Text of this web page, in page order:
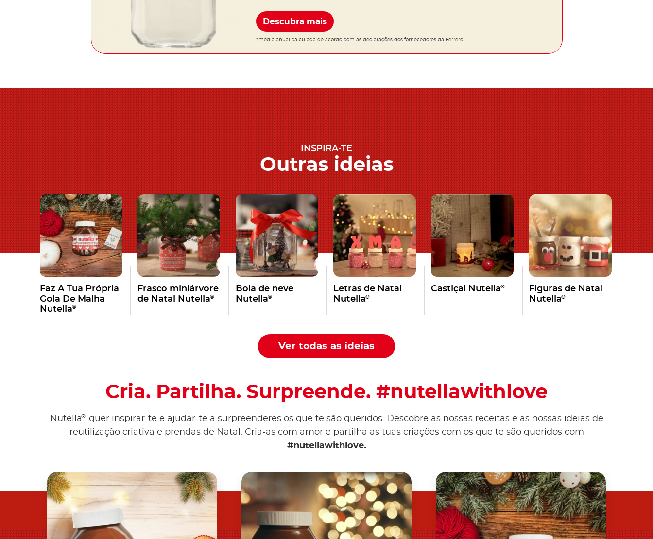
Descubra mais
*média anual calculada de acordo com as declarações dos fornecedores da Ferrero.
INSPIRA-TE
Outras ideias
Faz A Tua Própria
Gola De Malha
Nutella®
Frasco miniárvore
de Natal Nutella®
Bola de neve
Nutella®
Letras de Natal
Nutella®
Castiçal Nutella®
Figuras de Natal
Nutella®
Ver todas as ideias
Cria. Partilha. Surpreende. #nutellawithlove
Nutella®
quer inspirar-te e ajudar-te a surpreenderes os que te são queridos. Descobre as nossas receitas e as nossas ideias de
reutilização criativa e prendas de Natal. Cria-as com amor e partilha as tuas criações com os que te são queridos com
#nutellawithlove.